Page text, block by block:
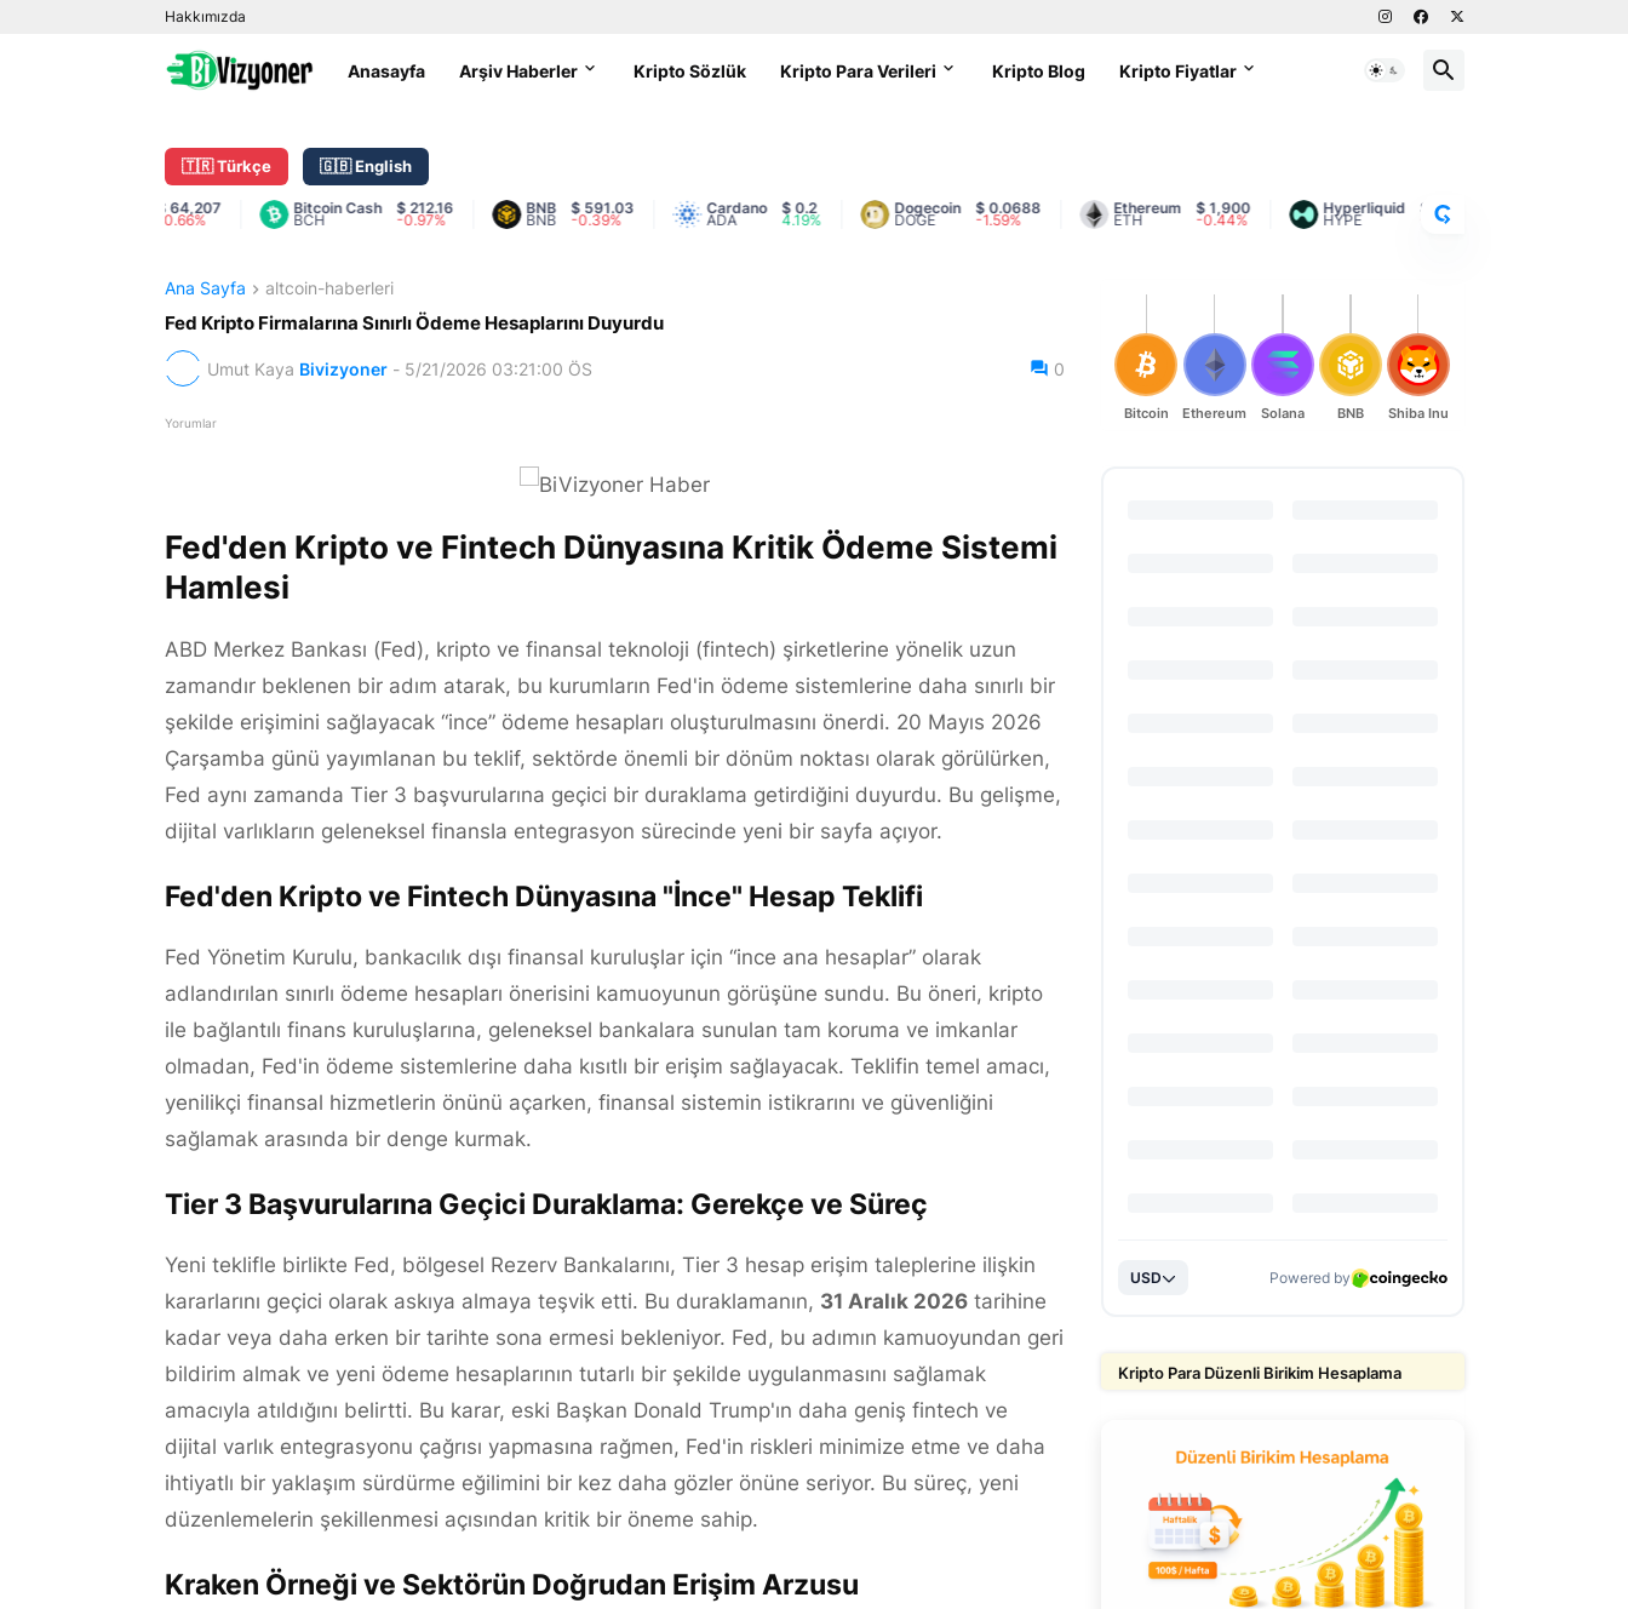
Hakkımızda
Anasayfa Arşiv Haberler Kripto Sözlük Kripto Para Verileri Kripto Blog Kripto Fiyatlar
🇹🇷 Türkçe 🇬🇧 English
$ 64,207
-0.66%
Bitcoin Cash
BCH
$ 212.16
-0.97%
BNB
BNB
$ 591.03
-0.39%
Cardano
ADA
$ 0.2
4.19%
Dogecoin
DOGE
$ 0.0688
-1.59%
Ethereum
ETH
$ 1,900
-0.44%
Hyperliquid
HYPE
$ 55.88
Ana Sayfa altcoin-haberleri
Fed Kripto Firmalarına Sınırlı Ödeme Hesaplarını Duyurdu
Umut Kaya Bivizyoner - 5/21/2026 03:21:00 ÖS 0
Yorumlar
Fed'den Kripto ve Fintech Dünyasına Kritik Ödeme Sistemi
Hamlesi
ABD Merkez Bankası (Fed), kripto ve finansal teknoloji (fintech) şirketlerine yönelik uzun
zamandır beklenen bir adım atarak, bu kurumların Fed'in ödeme sistemlerine daha sınırlı bir
şekilde erişimini sağlayacak “ince” ödeme hesapları oluşturulmasını önerdi. 20 Mayıs 2026
Çarşamba günü yayımlanan bu teklif, sektörde önemli bir dönüm noktası olarak görülürken,
Fed aynı zamanda Tier 3 başvurularına geçici bir duraklama getirdiğini duyurdu. Bu gelişme,
dijital varlıkların geleneksel finansla entegrasyon sürecinde yeni bir sayfa açıyor.
Fed'den Kripto ve Fintech Dünyasına "İnce" Hesap Teklifi
Fed Yönetim Kurulu, bankacılık dışı finansal kuruluşlar için “ince ana hesaplar” olarak
adlandırılan sınırlı ödeme hesapları önerisini kamuoyunun görüşüne sundu. Bu öneri, kripto
ile bağlantılı finans kuruluşlarına, geleneksel bankalara sunulan tam koruma ve imkanlar
olmadan, Fed'in ödeme sistemlerine daha kısıtlı bir erişim sağlayacak. Teklifin temel amacı,
yenilikçi finansal hizmetlerin önünü açarken, finansal sistemin istikrarını ve güvenliğini
sağlamak arasında bir denge kurmak.
Tier 3 Başvurularına Geçici Duraklama: Gerekçe ve Süreç
Yeni teklifle birlikte Fed, bölgesel Rezerv Bankalarını, Tier 3 hesap erişim taleplerine ilişkin
kararlarını geçici olarak askıya almaya teşvik etti. Bu duraklamanın, 31 Aralık 2026tarihine
kadar veya daha erken bir tarihte sona ermesi bekleniyor. Fed, bu adımın kamuoyundan geri
bildirim almak ve yeni ödeme hesaplarının tutarlı bir şekilde uygulanmasını sağlamak
amacıyla atıldığını belirtti. Bu karar, eski Başkan Donald Trump'ın daha geniş fintech ve
dijital varlık entegrasyonu çağrısı yapmasına rağmen, Fed'in riskleri minimize etme ve daha
ihtiyatlı bir yaklaşım sürdürme eğilimini bir kez daha gözler önüne seriyor. Bu süreç, yeni
düzenlemelerin şekillenmesi açısından kritik bir öneme sahip.
Kraken Örneği ve Sektörün Doğrudan Erişim Arzusu
Bitcoin Ethereum Solana BNB Shiba Inu
Kripto Para Düzenli Birikim Hesaplama